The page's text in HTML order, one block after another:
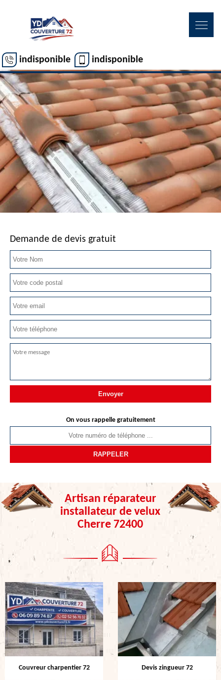
indisponible indisponible
Demande de devis gratuit
On vous rappelle gratuitement
Artisan réparateur
installateur de velux
Cherre 72400
Couvreur charpentier 72 Devis zingueur 72